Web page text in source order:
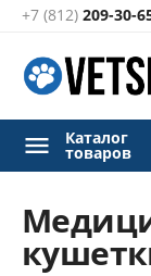
+7 (812) 209-30-
Каталог
товаров
Фильтры